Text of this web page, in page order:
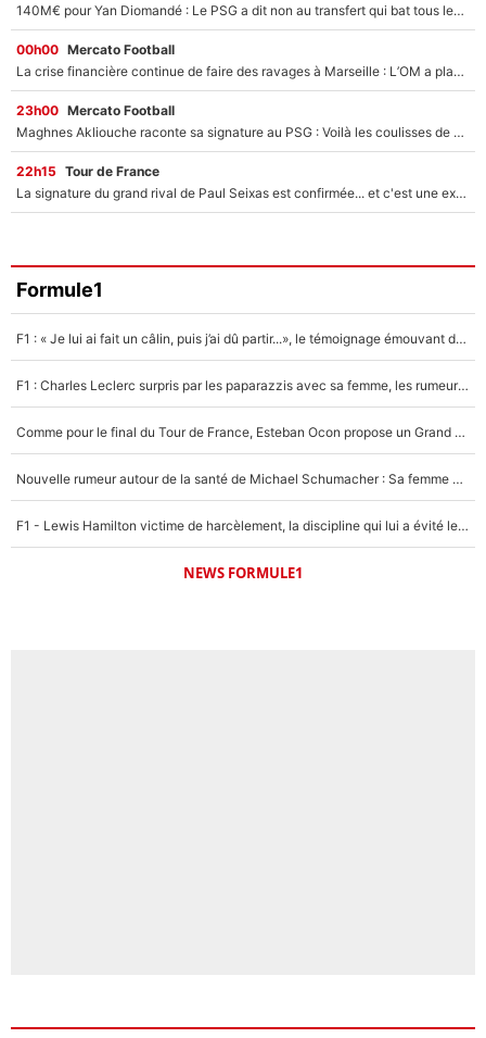
140M€ pour Yan Diomandé : Le PSG a dit non au transfert qui bat tous les records sur le mercato
00h00 Mercato Football
La crise financière continue de faire des ravages à Marseille : L’OM a placé 12 joueurs sur le marché des transferts… et ça pourrait lui rapporter près de 100M€ !
23h00 Mercato Football
Maghnes Akliouche raconte sa signature au PSG : Voilà les coulisses de son transfert de rêve à 50M€
22h15 Tour de France
La signature du grand rival de Paul Seixas est confirmée... et c'est une excellente nouvelle pour l'équipe Decathlon-CMA CGM !
Formule1
F1 : « Je lui ai fait un câlin, puis j’ai dû partir...», le témoignage émouvant de Max Verstappen sur sa fille
F1 : Charles Leclerc surpris par les paparazzis avec sa femme, les rumeurs étaient vraies !
Comme pour le final du Tour de France, Esteban Ocon propose un Grand Prix de Formule 1 à Paris : «Autour de l’Arc de Triomphe, ce serait génial» !
Nouvelle rumeur autour de la santé de Michael Schumacher : Sa femme Corinna sort du silence
F1 - Lewis Hamilton victime de harcèlement, la discipline qui lui a évité le pire : «J'aurais probablement mal tourné»
NEWS FORMULE1